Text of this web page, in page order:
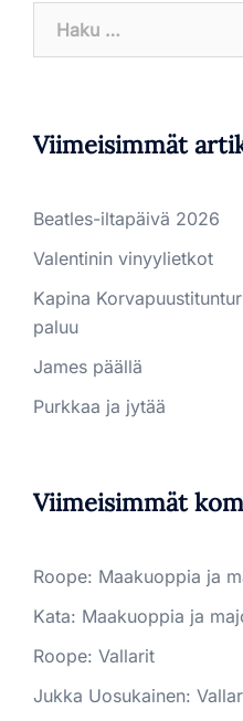
Viimeisimmät
Beatles-iltapäivä 2026
Valentinin vinyylietkot
Kapina
paluu
James päällä
Purkkaa ja jytää
Viimeisimmät
Roope: Maakuoppia ja
Kata: Maakuoppia ja
Roope: Vallarit
Jukka Uosukainen: